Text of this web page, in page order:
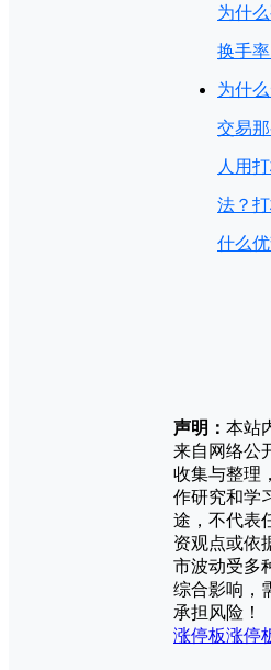
为什
换手率
为什
交易
人用
法？
什么优
声明： 本站
来自网络公
收集与整理
作研究和学
途，不代表
资观点或依
市波动受多
综合影响，
承担风险！
涨停板涨停